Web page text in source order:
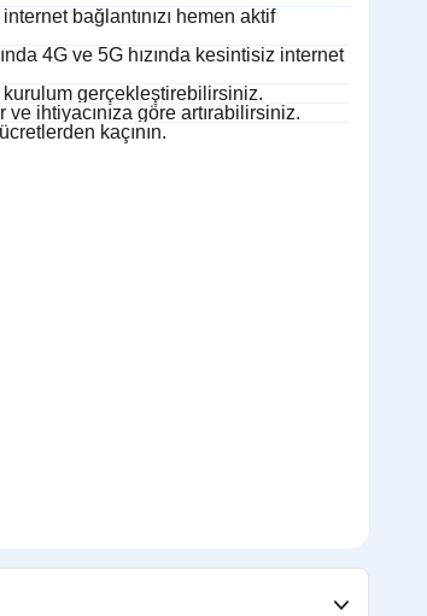
bağlantınızı hemen aktif
4G ve 5G hızında kesintisiz internet
gerçekleştirebilirsiniz.
ihtiyacınıza göre artırabilirsiniz.
kaçının.